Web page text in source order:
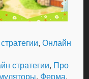
,Онлайн
стратегии, Про
, Ферма,